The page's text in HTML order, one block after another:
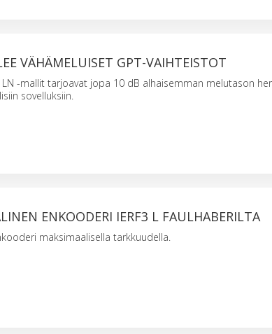
VÄHÄMELUISET GPT-VAIHTEISTOT
LN -mallit tarjoavat jopa 10 dB alhaisemman melutason
sovelluksiin.
ENKOODERI IERF3 L FAULHABERILTA
maksimaalisella tarkkuudella.